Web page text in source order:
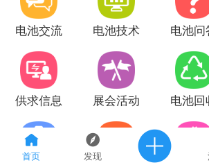
首页 发现
电池交流 电池技术 电池问
供求信息 展会活动 电池回